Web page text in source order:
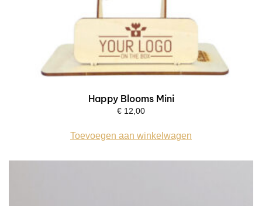
Happy Blooms Mini
€ 12,00
Toevoegen aan winkelwagen